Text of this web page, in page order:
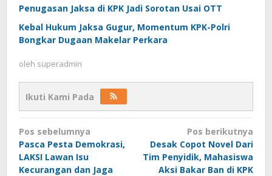
Penugasan Jaksa di KPK Jadi Sorotan Usai OTT
Kebal Hukum Jaksa Gugur, Momentum KPK-Polri
Bongkar Dugaan Makelar Perkara
oleh superadmin
Ikuti Kami Pada
Navigasi
pos
Pos sebelumnya
Pasca Pesta Demokrasi,
LAKSI Lawan Isu
Kecurangan dan Jaga
Pos berikutnya
Desak Copot Novel Dari
Tim Penyidik, Mahasiswa
Aksi Bakar Ban di KPK